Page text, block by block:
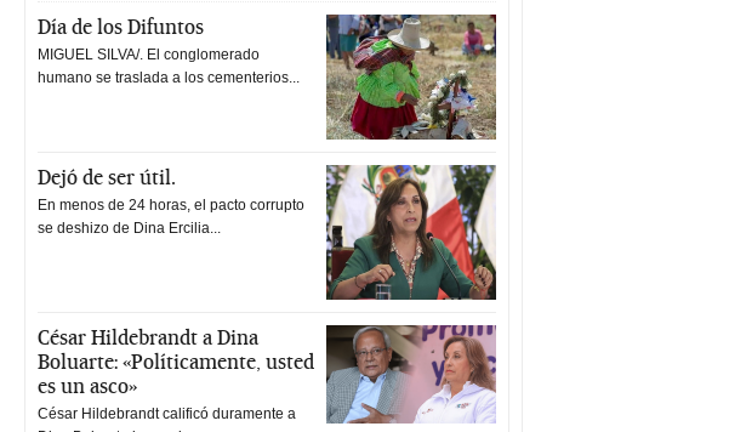
Día de los Difuntos
MIGUEL SILVA/. El conglomerado
humano se traslada a los cementerios...
Dejó de ser útil.
En menos de 24 horas, el pacto corrupto
se deshizo de Dina Ercilia...
César Hildebrandt a Dina
Boluarte: «Políticamente, usted
es un asco»
César Hildebrandt calificó duramente a